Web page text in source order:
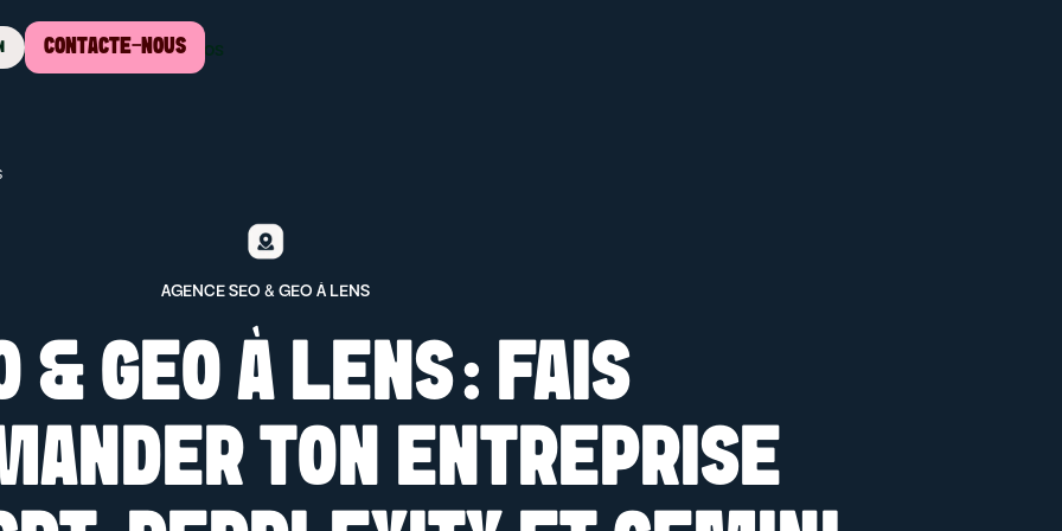
TarifsÀ propos
CONTACTE-NOUS
AGENCE SEO & GEO À LENS
& GEO À LENS : FAIS
TON ENTREPRISE